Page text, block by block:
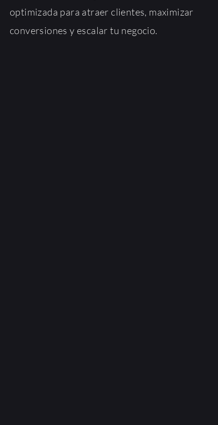
optimizada para atraer clientes, maximizar
conversiones y escalar tu negocio.